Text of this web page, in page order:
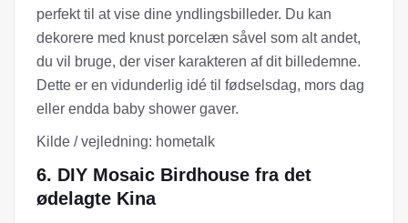
perfekt til at vise dine yndlingsbilleder. Du kan
dekorere med knust porcelæn såvel som alt andet,
du vil bruge, der viser karakteren af ​​dit billedemne.
Dette er en vidunderlig idé til fødselsdag, mors dag
eller endda baby shower gaver.
Kilde / vejledning: hometalk
6. DIY Mosaic Birdhouse fra det
ødelagte Kina